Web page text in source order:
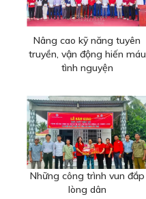
Nâng cao kỹ năng tuyên
truyền, vận động hiến máu
tình nguyện
Những công trình vun đắp
lòng dân